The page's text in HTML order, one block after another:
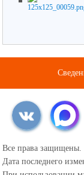
Все права защищены.
Дата последнего